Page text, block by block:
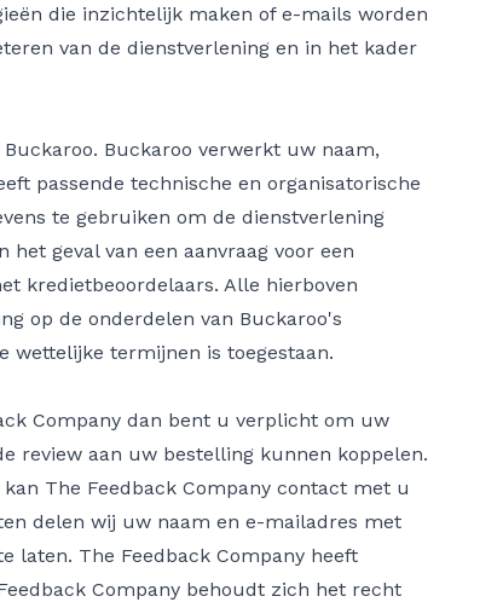
die inzichtelijk maken of e-mails worden
van de dienstverlening en in het kader
Buckaroo verwerkt uw naam,
passende technische en organisatorische
te gebruiken om de dienstverlening
geval van een aanvraag voor een
kredietbeoordelaars. Alle hierboven
op de onderdelen van Buckaroo's
wettelijke termijnen is toegestaan.
Company dan bent u verplicht om uw
review aan uw bestelling kunnen koppelen.
The Feedback Company contact met u
delen wij uw naam en e-mailadres met
laten. The Feedback Company heeft
Company behoudt zich het recht